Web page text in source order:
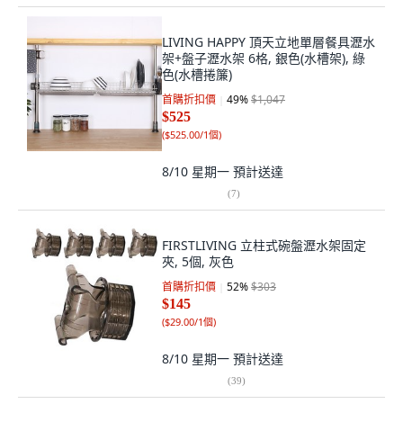
LIVING HAPPY 頂天立地單層餐具瀝水
架+盤子瀝水架 6格, 銀色(水槽架), 綠
色(水槽捲簾)
首購折扣價 49%$1,047
$525
($525.00/1個)
8/10 星期一 預計送達
(7)
FIRSTLIVING 立柱式碗盤瀝水架固定
夾, 5個, 灰色
首購折扣價 52%$303
$145
($29.00/1個)
8/10 星期一 預計送達
(39)